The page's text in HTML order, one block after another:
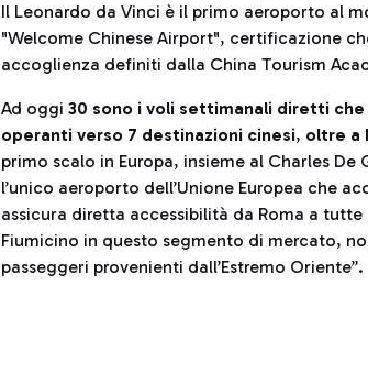
Il Leonardo da Vinci è il primo aeroporto al
"Welcome Chinese Airport", certificazione
accoglienza definiti dalla China Tourism
Ad oggi 30 sono i voli settimanali diretti
operanti verso 7 destinazioni cinesi, oltre a
primo scalo in Europa, insieme al Charles
l’unico aeroporto dell’Unione Europea che
assicura diretta accessibilità da Roma a
Fiumicino in questo segmento di mercato,
passeggeri provenienti dall’Estremo Oriente”.